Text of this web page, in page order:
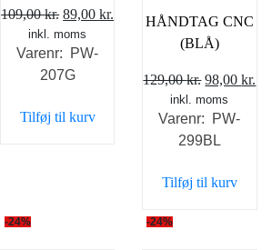
109,00kr. Den
oprindelige
pris
var:
89,00kr.
89,00 kr..
inkl. moms
Varenr: PW-
207G
Tilføj til kurv
HÅNDTAG CNC
(BLÅ)
129,00kr. Den
oprindelige
pris
var:
98,00kr.
inkl. moms
Varenr: PW-
299BL
Tilføj til kurv
-24% -24%